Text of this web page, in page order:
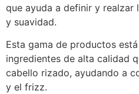
que ayuda a definir y
y suavidad.
Esta gama de productos
ingredientes de alta calidad
cabello rizado, ayudando a
y el frizz.